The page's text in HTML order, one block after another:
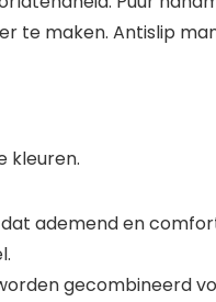
te maken. Antislip
kleuren.
ademend en
gecombineerd